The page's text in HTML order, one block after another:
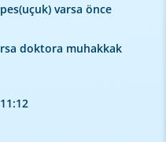
varsa önce
doktora muhakkak